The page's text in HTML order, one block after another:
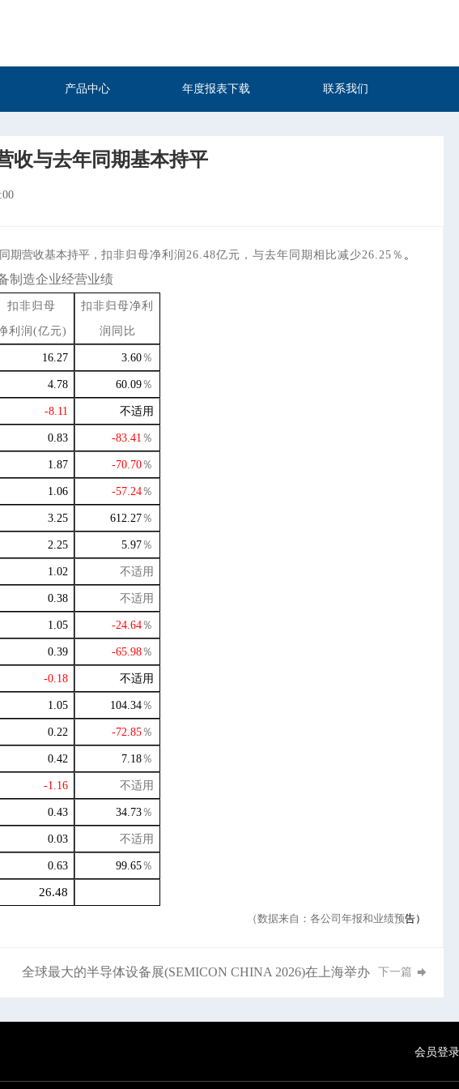
产品中心 年度报表下载 联系我们
收与去年同期基本持平
期营收基本持平， 扣非归母净利润26.48亿元，与去年同期相比减少26.25％ 。
制造企业经营业绩
扣非归母
利润(亿元)
扣非归母净利
润同比
16.27 3.60％
4.78 60.09％
-8.11 不适用
0.83 -83.41 ％
1.87 -70.70％
1.06 -57.24％
3.25 612.27％
2.25 5.97％
1.02 不适用
0.38 不适用
1.05 -24.64％
0.39 -65.98％
-0.18 不适用
1.05 104.34％
0.22 -72.85％
0.42 7.18％
-1.16 不适用
0.43 34.73％
0.03 不适用
0.63 99.65％
26.48
（数据来自：各公司年报和业绩预告）
全球最大的半导体设备展(SEMICON CHINA 2026)在上海举办 下一篇
会员登录